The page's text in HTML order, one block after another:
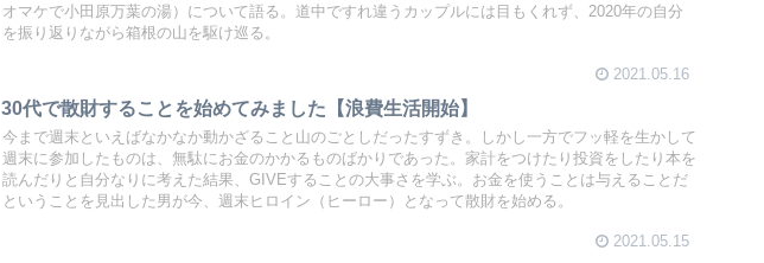
オマケで小田原万葉の湯）について語る。道中ですれ違うカップルには目もくれず、2020年の自分
を振り返りながら箱根の山を駆け巡る。
2021.05.16
30代で散財することを始めてみました【浪費生活開始】
今まで週末といえばなかなか動かざること山のごとしだったすずき。しかし一方でフッ軽を生かして
週末に参加したものは、無駄にお金のかかるものばかりであった。家計をつけたり投資をしたり本を
読んだりと自分なりに考えた結果、GIVEすることの大事さを学ぶ。お金を使うことは与えることだ
ということを見出した男が今、週末ヒロイン（ヒーロー）となって散財を始める。
2021.05.15